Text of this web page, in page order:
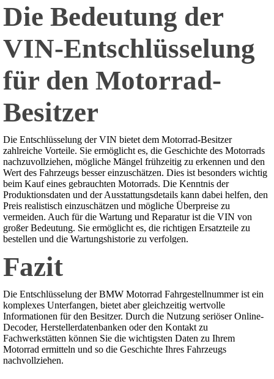
Die Bedeutung der
VIN-Entschlüsselung
für den Motorrad-
Besitzer
Die Entschlüsselung der VIN bietet dem Motorrad-Besitzer
zahlreiche Vorteile. Sie ermöglicht es, die Geschichte des Motorrads
nachzuvollziehen, mögliche Mängel frühzeitig zu erkennen und den
Wert des Fahrzeugs besser einzuschätzen. Dies ist besonders wichtig
beim Kauf eines gebrauchten Motorrads. Die Kenntnis der
Produktionsdaten und der Ausstattungsdetails kann dabei helfen, den
Preis realistisch einzuschätzen und mögliche Überpreise zu
vermeiden. Auch für die Wartung und Reparatur ist die VIN von
großer Bedeutung. Sie ermöglicht es, die richtigen Ersatzteile zu
bestellen und die Wartungshistorie zu verfolgen.
Fazit
Die Entschlüsselung der BMW Motorrad Fahrgestellnummer ist ein
komplexes Unterfangen, bietet aber gleichzeitig wertvolle
Informationen für den Besitzer. Durch die Nutzung seriöser Online-
Decoder, Herstellerdatenbanken oder den Kontakt zu
Fachwerkstätten können Sie die wichtigsten Daten zu Ihrem
Motorrad ermitteln und so die Geschichte Ihres Fahrzeugs
nachvollziehen.